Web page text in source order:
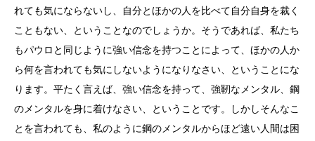
れても気にならないし、自分とほかの人を比べて自分自身を裁く
こともない、ということなのでしょうか。そうであれば、私たち
もパウロと同じように強い信念を持つことによって、ほかの人か
ら何を言われても気にしないようになりなさい、ということにな
ります。平たく言えば、強い信念を持って、強靭なメンタル、鋼
のメンタルを身に着けなさい、ということです。しかしそんなこ
とを言われても、私のように鋼のメンタルからほど遠い人間は困